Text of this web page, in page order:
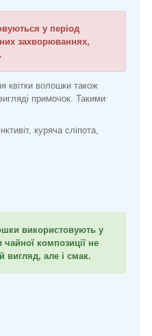
у період
захворюваннях,
квітки волошки також
примочок. Такими
куряча сліпота,
використовують у
композиції не
вигляд, але і смак.